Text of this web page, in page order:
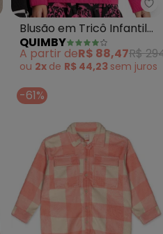
- Blusa Infantil Tricô
Blusão em Tricô Infantil
Menina (Rosa)
QUIMBY
A partir deR$ 88,47R$
ou 2x de R$ 44,23 sem juros
-61%